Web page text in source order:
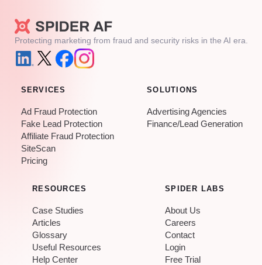
Protecting marketing from fraud and security risks in the AI era.
SERVICES
Ad Fraud Protection
Fake Lead Protection
Affiliate Fraud Protection
SiteScan
Pricing
SOLUTIONS
Advertising Agencies
Finance/Lead Generation
RESOURCES
Case Studies
Articles
Glossary
Useful Resources
Help Center
SPIDER LABS
About Us
Careers
Contact
Login
Free Trial